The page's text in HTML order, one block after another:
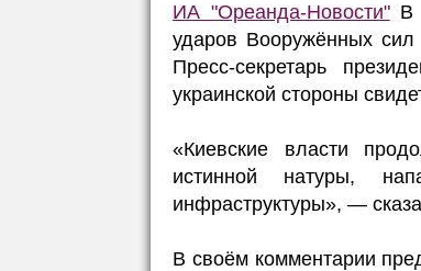
ИА "Ореанда-Новости"В
ударов Вооружённых
Пресс-секретарь
украинской стороны
«Киевские власти
истинной натуры,
инфраструктуры», —
В своём комментарии